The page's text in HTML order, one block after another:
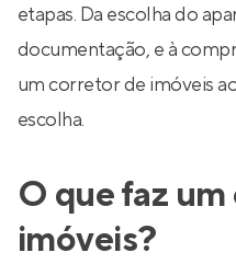
etapas. Da escolha do
documentação, e à
um corretor de imóveis
escolha.
O que faz
imóveis?